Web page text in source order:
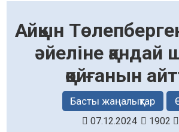
Айқын
әйеліне қандай
қойғанын
Басты жаңалықтар
07.12.2024 1902